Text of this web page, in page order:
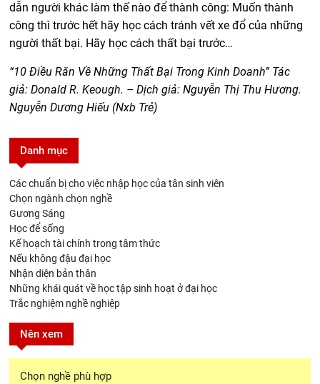
dẫn người khác làm thế nào để thành công: Muốn thành
công thì trước hết hãy học cách tránh vết xe đổ của những
người thất bại. Hãy học cách thất bại trước…
“10 Điều Răn Về Những Thất Bại Trong Kinh Doanh” Tác
giả: Donald R. Keough. – Dịch giả: Nguyễn Thị Thu Hương.
Nguyễn Dương Hiếu (Nxb Trẻ)
Danh mục
Các chuẩn bị cho việc nhập học của tân sinh viên
Chọn ngành chọn nghề
Gương Sáng
Học để sống
Kế hoạch tài chính trong tâm thức
Nếu không đậu đại học
Nhận diện bản thân
Những khái quát về học tập sinh hoạt ở đại học
Trắc nghiệm nghề nghiệp
Nên xem
Chọn nghề phù hợp